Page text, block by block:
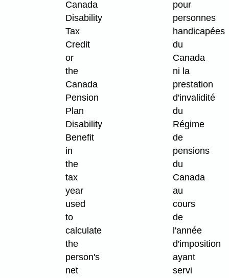
Canada
Disability
Tax
Credit
or
the
Canada
Pension
Plan
Disability
Benefit
in
the
tax
year
used
to
calculate
the
person's
net
pour
personnes
handicapées
du
Canada
ni la
prestation
d'invalidité
du
Régime
de
pensions
du
Canada
au
cours
de
l'année
d'imposition
ayant
servi